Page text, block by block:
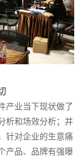
产业当下现状做了
析和场效分析；并
针对企业的生意痛
产品、品牌有强曝